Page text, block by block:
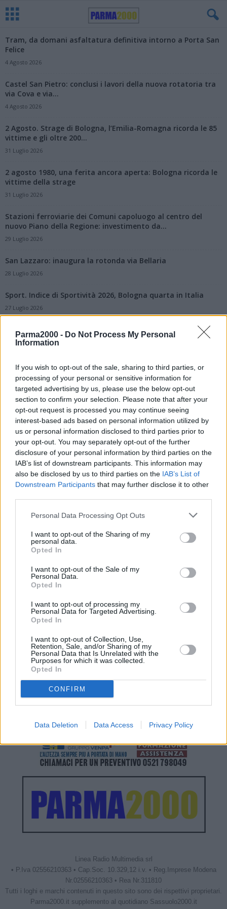
Parma2000 - Do Not Process My Personal
Information
If you wish to opt-out of the sale, sharing to third parties, or
processing of your personal or sensitive information for
targeted advertising by us, please use the below opt-out
section to confirm your selection. Please note that after your
opt-out request is processed you may continue seeing
interest-based ads based on personal information utilized by
us or personal information disclosed to third parties prior to
your opt-out. You may separately opt-out of the further
disclosure of your personal information by third parties on the
IAB’s list of downstream participants. This information may
also be disclosed by us to third parties on the IAB’s List of
Downstream Participants that may further disclose it to other
Personal Data Processing Opt Outs
I want to opt-out of the Sharing of my
personal data.
Opted In
I want to opt-out of the Sale of my
Personal Data.
Opted In
I want to opt-out of processing my
Personal Data for Targeted Advertising.
Opted In
I want to opt-out of Collection, Use,
Retention, Sale, and/or Sharing of my
Personal Data that Is Unrelated with the
Purposes for which it was collected.
Opted In
CONFIRM
Data Deletion Data Access Privacy Policy
Tram, da domani asfaltatura definitiva intorno a Porta San
Felice
4 Agosto 2026
Castel San Pietro: conclusi i lavori della nuova rotatoria tra
via Cova e via...
4 Agosto 2026
2 Agosto. Strage di Bologna, l’Emilia-Romagna ricorda le 85
vittime e gli oltre 200...
31 Luglio 2026
2 agosto 1980, una ferita ancora aperta: Bologna ricorda le
vittime della strage
31 Luglio 2026
Stazioni ferroviarie dei Comuni capoluogo al centro del
nuovo Piano della Regione: investimento da...
29 Luglio 2026
San Lazzaro: inaugura la rotonda via Bellaria
28 Luglio 2026
Sport. Indice di Sportività 2026, Bologna quarta in Italia
27 Luglio 2026
Edilizia sanitaria, dalla Conferenza Stato-Regioni via libera
al programma degli investimenti Inail: per l’Emilia-
Romagna...
Nodo di Bologna, al via nei primi mesi del 2027 il cantiere
dell’A14 con...
Passante di Bologna, oggi la firma al Mit con il Ministro
Salvini e l’ad...
23 Luglio 2026
3
Linea Radio Multimedia srl
• P.Iva 02556210363 • Cap.Soc. 10.329,12 i.v. • Reg.Imprese Modena
Nr.02556210363 • Rea Nr.311810
Tutti i loghi e marchi contenuti in questo sito sono dei rispettivi proprietari.
Parma2000.it supplemento al quotidiano Sassuolo2000.it